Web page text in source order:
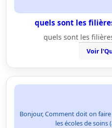
quels sont les
quels sont les
Voir
Bonjour, Comment doit on
les écoles de soins